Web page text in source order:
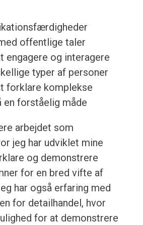
offentlige taler
engagere og interagere
typer af personer
forklare komplekse
en forståelig måde
arbejdet som
jeg har udviklet mine
og demonstrere
for en bred vifte af
har også erfaring med
for detailhandel, hvor
for at demonstrere